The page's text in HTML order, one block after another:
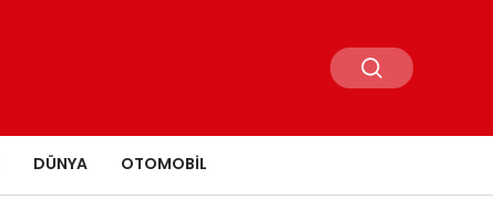
DÜNYA OTOMOBIL